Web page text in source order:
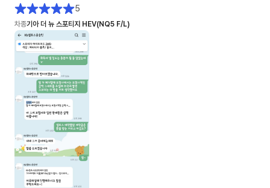
5
차종기아 더 뉴 스포티지 HEV(NQ5 F/L)